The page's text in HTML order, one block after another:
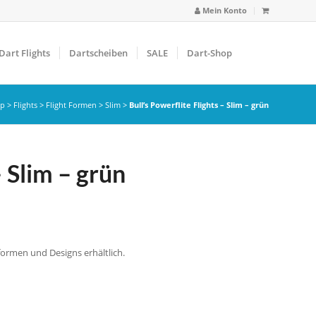
Mein Konto
Dart Flights Dartscheiben SALE Dart-Shop
> Flights > Flight Formen > Slim > Bull’s Powerflite Flights – Slim – grün
– grün
und Designs erhältlich.